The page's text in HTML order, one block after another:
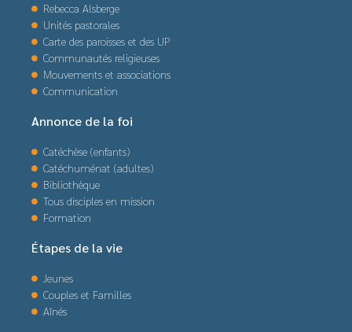
Rebecca Alsberge
Unités pastorales
Carte des paroisses et des UP
Communautés religieuses
Mouvements et associations
Communication
Annonce de la foi
Catéchèse (enfants)
Catéchuménat (adultes)
Bibliothèque
Tous disciples en mission
Formation
Étapes de la vie
Jeunes
Couples et Familles
Aînés